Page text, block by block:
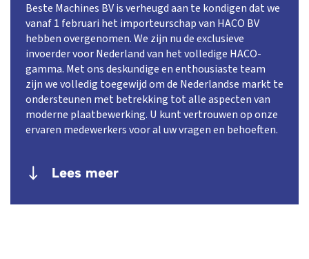
Beste Machines BV is verheugd aan te kondigen dat we
vanaf 1 februari het importeurschap van HACO BV
hebben overgenomen. We zijn nu de exclusieve
invoerder voor Nederland van het volledige HACO-
gamma. Met ons deskundige en enthousiaste team
zijn we volledig toegewijd om de Nederlandse markt te
ondersteunen met betrekking tot alle aspecten van
moderne plaatbewerking. U kunt vertrouwen op onze
ervaren medewerkers voor al uw vragen en behoeften.
Lees meer